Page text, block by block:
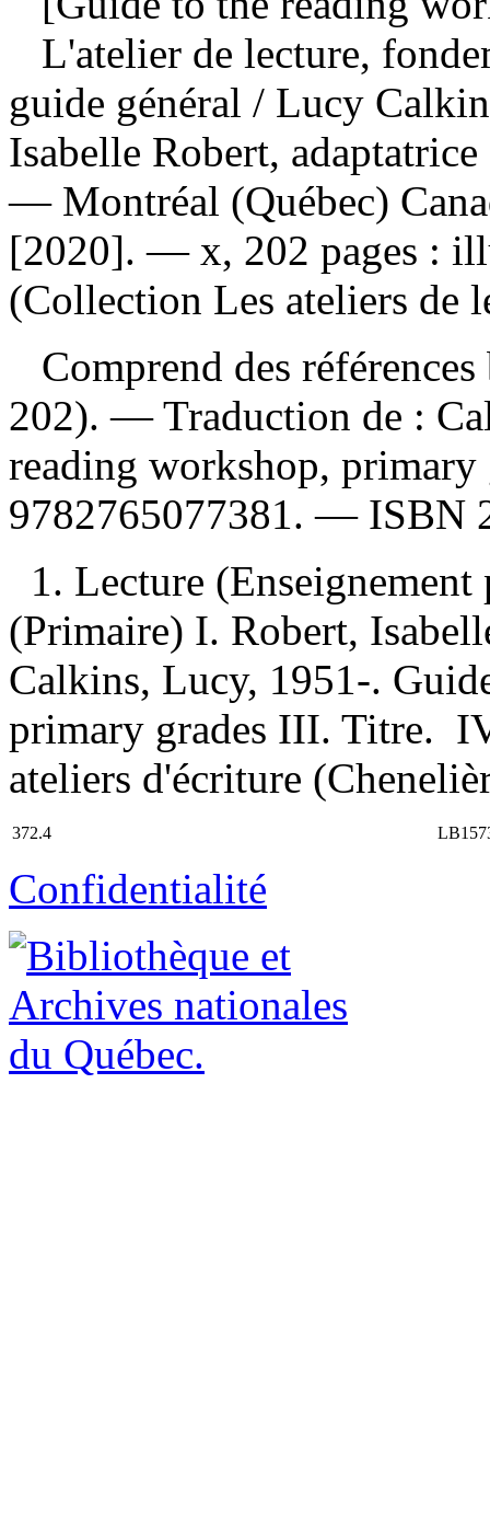
L'atelier de lecture,
guide général / Lucy
Isabelle Robert,
— Montréal (Québec)
[2020]. — x, 202 pages :
(Collection Les ateliers de
Comprend des
202). —Traduction de :
reading workshop,
9782765077381. — ISBN
1. Lecture
(Primaire) I. Robert,
Calkins, Lucy, 1951-.
primary grades III. Titre.
ateliers d'écriture
372.4
Confidentialité